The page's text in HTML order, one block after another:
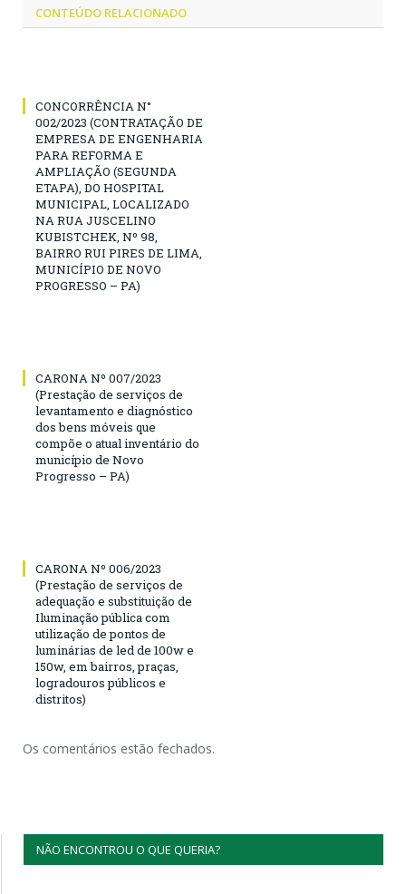
CONTEÚDO RELACIONADO
CONCORRÊNCIA N°
002/2023 (CONTRATAÇÃO DE
EMPRESA DE ENGENHARIA
PARA REFORMA E
AMPLIAÇÃO (SEGUNDA
ETAPA), DO HOSPITAL
MUNICIPAL, LOCALIZADO
NA RUA JUSCELINO
KUBISTCHEK, Nº 98,
BAIRRO RUI PIRES DE LIMA,
MUNICÍPIO DE NOVO
PROGRESSO – PA)
CARONA Nº 007/2023
(Prestação de serviços de
levantamento e diagnóstico
dos bens móveis que
compõe o atual inventário do
município de Novo
Progresso – PA)
CARONA Nº 006/2023
(Prestação de serviços de
adequação e substituição de
Iluminação pública com
utilização de pontos de
luminárias de led de 100w e
150w, em bairros, praças,
logradouros públicos e
distritos)
Os comentários estão fechados.
NÃO ENCONTROU O QUE QUERIA?